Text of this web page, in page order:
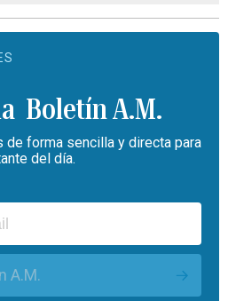
Boletín A.M.
de forma sencilla y directa para
del día.
A.M.